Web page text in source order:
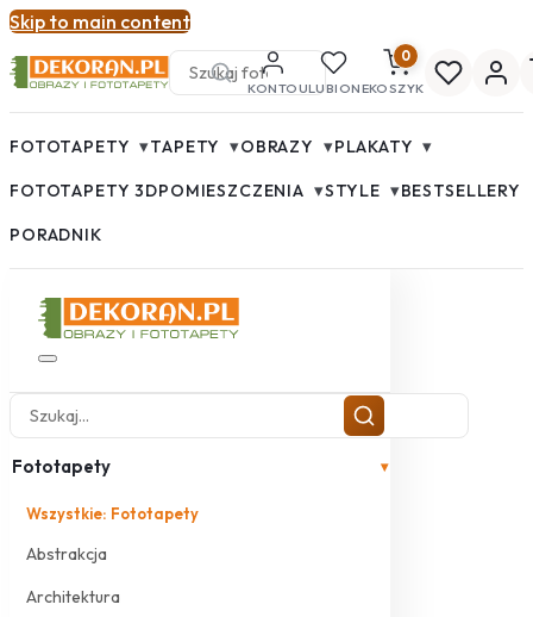
Skip to main content
KONTOULUBIONE
0
KOSZYK
FOTOTAPETY ▾TAPETY ▾OBRAZY ▾PLAKATY ▾
FOTOTAPETY 3DPOMIESZCZENIA ▾STYLE ▾BESTSELLERY
PORADNIK
Fototapety ▾
Wszystkie: Fototapety
Abstrakcja
Architektura